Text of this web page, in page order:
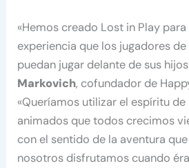
«Hemos creado Lost in Play
experiencia que los jugadores
puedan jugar delante de sus
Markovich, cofundador de
«Queríamos utilizar el espíritu
animados que todos crecimos
con el sentido de la aventura
nosotros disfrutamos cuando